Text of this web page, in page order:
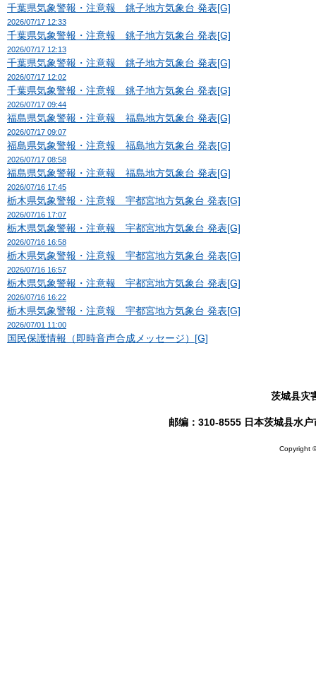
千葉県気象警報・注意報 銚子地方気象台 発表[G]
2026/07/17 12:33
千葉県気象警報・注意報 銚子地方気象台 発表[G]
2026/07/17 12:13
千葉県気象警報・注意報 銚子地方気象台 発表[G]
2026/07/17 12:02
千葉県気象警報・注意報 銚子地方気象台 発表[G]
2026/07/17 09:44
福島県気象警報・注意報 福島地方気象台 発表[G]
2026/07/17 09:07
福島県気象警報・注意報 福島地方気象台 発表[G]
2026/07/17 08:58
福島県気象警報・注意報 福島地方気象台 発表[G]
2026/07/16 17:45
栃木県気象警報・注意報 宇都宮地方気象台 発表[G]
2026/07/16 17:07
栃木県気象警報・注意報 宇都宮地方気象台 発表[G]
2026/07/16 16:58
栃木県気象警報・注意報 宇都宮地方気象台 発表[G]
2026/07/16 16:57
栃木県気象警報・注意報 宇都宮地方気象台 発表[G]
2026/07/16 16:22
栃木県気象警報・注意報 宇都宮地方気象台 発表[G]
2026/07/01 11:00
国民保護情報（即時音声合成メッセージ）[G]
茨城县灾
邮编：310-8555 日本茨城县水
Copyright